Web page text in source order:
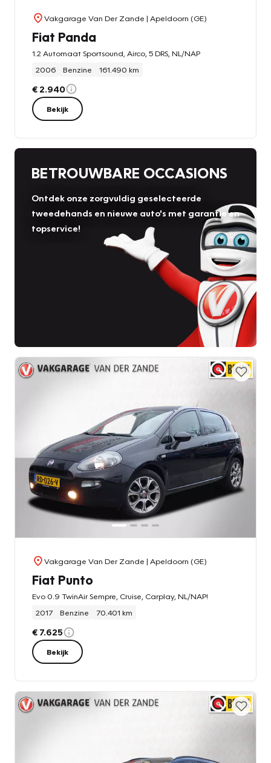
Vakgarage Van Der Zande | Apeldoorn (GE)
Fiat Panda
1.2 Automaat Sportsound, Airco, 5 DRS, NL/NAP
2006
Benzine 161.490 km
€ 2.940
Bekijk
BETROUWBARE OCCASIONS
Ontdek onze zorgvuldig geselecteerde
tweedehands en nieuwe auto's met garantie en
topservice!
Vakgarage Van Der Zande | Apeldoorn (GE)
Fiat Punto
Evo 0.9 TwinAir Sempre, Cruise, Carplay, NL/NAP!
2017
Benzine 70.401 km
€ 7.625
Bekijk